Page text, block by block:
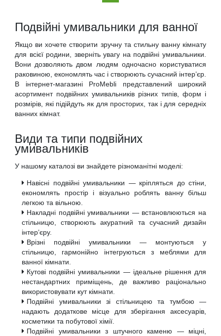
Подвійні умивальники для ванної
Якщо ви хочете створити зручну та стильну ванну кімнату
для всієї родини, зверніть увагу на подвійні умивальники.
Вони дозволяють двом людям одночасно користуватися
раковиною, економлять час і створюють сучасний інтер’єр.
В інтернет-магазині ProMebli представлений широкий
асортимент подвійних умивальників різних типів, форм і
розмірів, які підійдуть як для просторих, так і для середніх
ванних кімнат.
Види та типи подвійних
умивальників
У нашому каталозі ви знайдете різноманітні моделі:
Навісні подвійні умивальники — кріпляться до стіни,
економлять простір і візуально роблять ванну більш
легкою та вільною.
Накладні подвійні умивальники — встановлюються на
стільницю, створюють акуратний та сучасний дизайн
інтер’єру.
Врізні подвійні умивальники — монтуються у
стільницю, гармонійно інтегруються з меблями для
ванної кімнати.
Кутові подвійні умивальники — ідеальне рішення для
нестандартних приміщень, де важливо раціонально
використовувати кут кімнати.
Подвійні умивальники зі стільницею та тумбою —
надають додаткове місце для зберігання аксесуарів,
косметики та побутової хімії.
Подвійні умивальники з штучного каменю — міцні,